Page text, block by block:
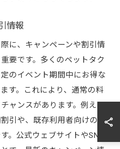
情報
に、キャンペーンや割引情
要です。多くのペットタク
のイベント期間中にお得な
す。これにより、通常の料
ャンスがあります。例え
引や、既存利用者向けのリ
。公式ウェブサイトやSNS